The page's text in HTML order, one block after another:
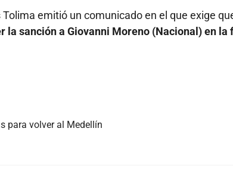
emitió un comunicado en el que exige
la sanción a Giovanni Moreno (Nacional) en la
para volver al Medellín